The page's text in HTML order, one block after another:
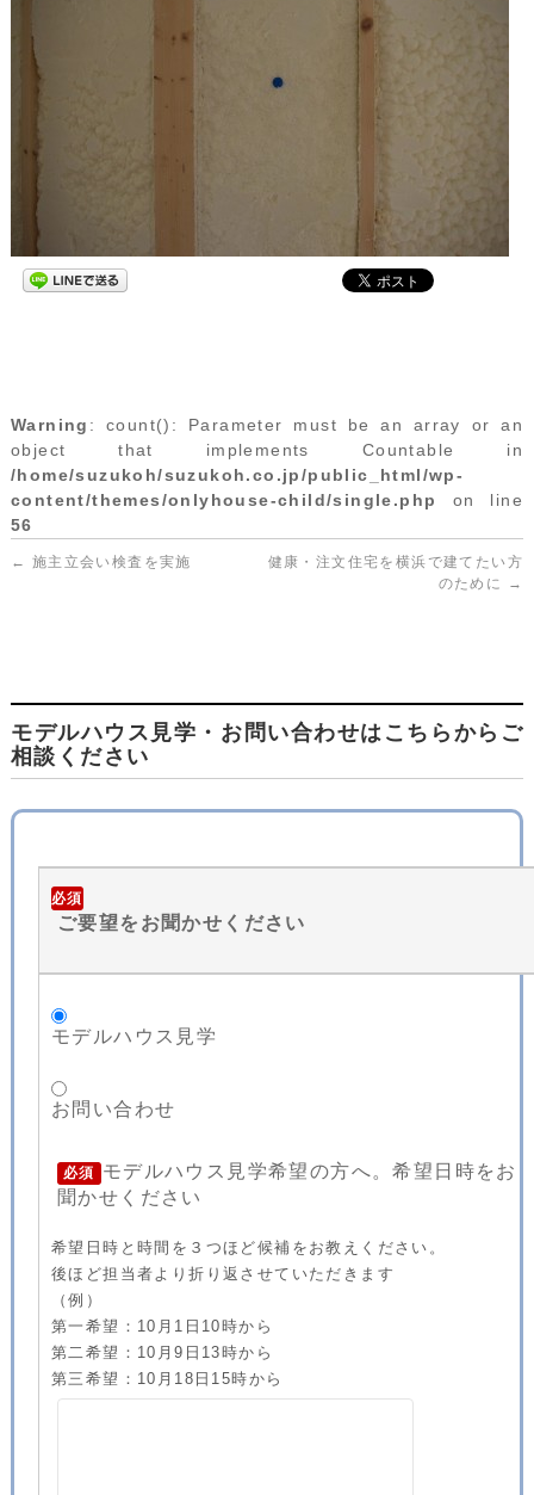
Warning : count(): Parameter must be an array or an
object that implements Countable in
/home/suzukoh/suzukoh.co.jp/public_html/wp-
content/themes/onlyhouse-child/single.php
on line
56
← 施主立会い検査を実施
健康・注文住宅を横浜で建てたい方
のために
→
モデルハウス見学・お問い合わせはこちらからご
相談ください
必須
ご要望をお聞かせください
モデルハウス見学
お問い合わせ
必須
モデルハウス見学希望の方へ。希望日時をお
聞かせください
希望日時と時間を３つほど候補をお教えください。
後ほど担当者より折り返させていただきます
（例）
第一希望：10月1日10時から
第二希望：10月9日13時から
第三希望：10月18日15時から